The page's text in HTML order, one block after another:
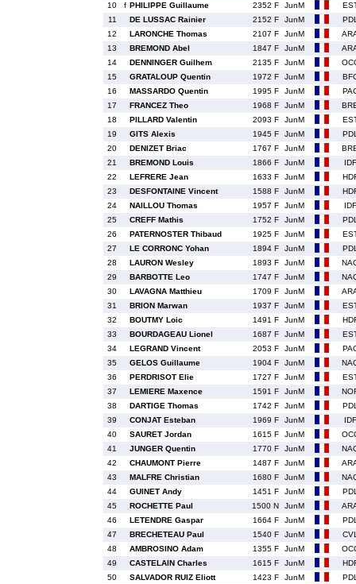
10
f PHILIPPE Guillaume 2352 F JunM
11
DE LUSSAC Rainier 2152 F JunM
12
LARONCHE Thomas 2107 F JunM
13
BREMOND Abel 1847 F JunM
14
DENNINGER Guilhem 2135 F JunM
15
GRATALOUP Quentin 1972 F JunM
16
MASSARDO Quentin 1995 F JunM
17
FRANCEZ Theo 1968 F JunM
18
PILLARD Valentin 2093 F JunM
19
GITS Alexis 1945 F JunM
20
DENIZET Briac 1767 F JunM
21
BREMOND Louis 1866 F JunM
IDF
22
LEFRERE Jean 1633 F JunM
23
DESFONTAINE Vincent 1588 F JunM
24
NAILLOU Thomas 1957 F JunM
IDF
25
CREFF Mathis 1752 F JunM
26
PATERNOSTER Thibaud 1925 F JunM
27
LE CORRONC Yohan 1894 F JunM
28
LAURON Wesley 1893 F JunM
29
BARBOTTE Leo 1747 F JunM
30
LAVAGNA Matthieu 1709 F JunM
31
BRION Marwan 1937 F JunM
32
BOUTMY Loic 1491 F JunM
33
BOURDAGEAU Lionel 1687 F JunM
34
LEGRAND Vincent 2053 F JunM
35
GELOS Guillaume 1904 F JunM
36
PERDRISOT Elie 1727 F JunM
37
LEMIERE Maxence 1591 F JunM
38
DARTIGE Thomas 1742 F JunM
39
CONJAT Esteban 1969 F JunM
IDF
40
SAURET Jordan 1615 F JunM
41
JUNGER Quentin 1770 F JunM
42
CHAUMONT Pierre 1487 F JunM
43
MALFRE Christian 1680 F JunM
44
GUINET Andy 1451 F JunM
45
ROCHETTE Paul 1500 N JunM
46
LETENDRE Gaspar 1664 F JunM
47
BRECHETEAU Paul 1540 F JunM
48
AMBROSINO Adam 1355 F JunM
49
CASTELAIN Charles 1615 F JunM
50
SALVADOR RUIZ Eliott 1423 F JunM